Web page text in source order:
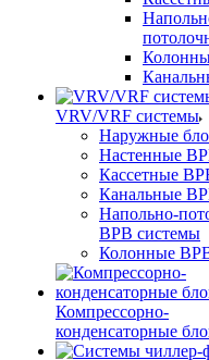
VRV/VRF системы
Наружные
Настенные
Кассетные
Канальные
Напольно-
ВРВ системы
Колонные
Компрессорно-
конденсаторные